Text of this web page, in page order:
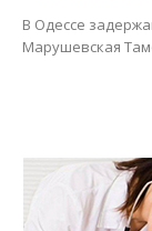
В Одессе
Марушевская